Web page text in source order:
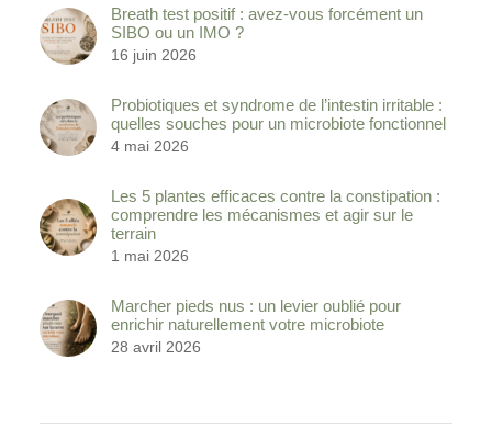
Breath test positif : avez-vous forcément un
SIBO ou un IMO ?
16 juin 2026
Probiotiques et syndrome de l’intestin irritable :
quelles souches pour un microbiote fonctionnel
4 mai 2026
Les 5 plantes efficaces contre la constipation :
comprendre les mécanismes et agir sur le
terrain
1 mai 2026
Marcher pieds nus : un levier oublié pour
enrichir naturellement votre microbiote
28 avril 2026